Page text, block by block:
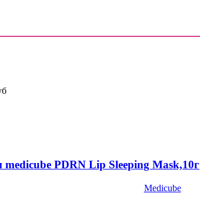
PDRN Lip Sleeping Mask,10г
Medicube